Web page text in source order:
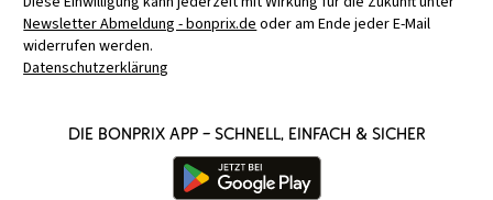
Newsletter Abmeldung - bonprix.deoder am Ende jeder E-Mail
widerrufen werden.
Datenschutzerklärung
Die bonprix App – schnell, einfach & sicher